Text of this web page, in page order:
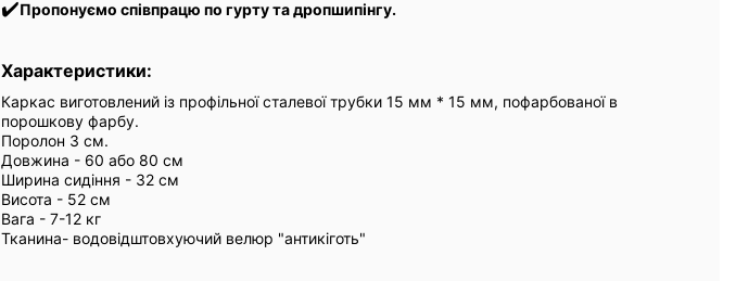
✔️Пропонуємо співпрацю по гурту та дропшипінгу.
Характеристики:
Каркас виготовлений із профільної сталевої трубки 15 мм * 15 мм, пофарбованої в
порошкову фарбу.
Поролон 3 см.
Довжина - 60 або 80 см
Ширина сидіння - 32 см
Висота - 52 см
Вага - 7-12 кг
Тканина- водовідштовхуючий велюр "антикіготь"